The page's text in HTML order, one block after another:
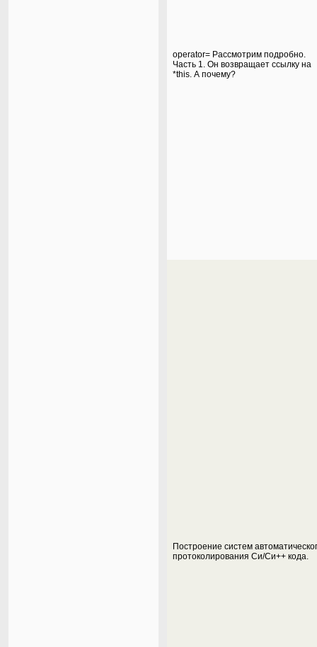
operator= Рассмотрим подробно.
Часть 1. Он возвращает ссылку на
*this. А почему?
Построение систем
протоколирования Си/Си++ кода.